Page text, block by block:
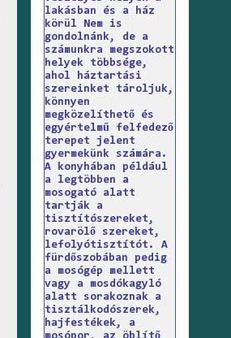
lakásban és a ház
körül Nem is
gondolnánk, de a
számunkra megszokott
helyek többsége,
ahol háztartási
szereinket tároljuk,
könnyen
megközelíthető és
egyértelmű felfedező
terepet jelent
gyermekünk számára.
A konyhában például
a legtöbben a
mosogató alatt
tartják a
tisztítószereket,
rovarölő szereket,
lefolyótisztítót. A
fürdőszobában pedig
a mosógép mellett
vagy a mosdókagyló
alatt sorakoznak a
tisztálkodószerek,
hajfestékek, a